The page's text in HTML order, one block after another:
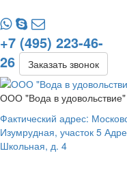
+7 (495) 223-46-
26
Заказать звонок
ООО "Вода в удовольствие"
Фактический адрес:
Изумрудная, участок 5
Школьная, д. 4